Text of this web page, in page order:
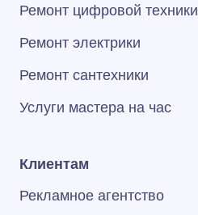
Ремонт цифровой техники
Ремонт электрики
Ремонт сантехники
Услуги мастера на час
Клиентам
Рекламное агентство